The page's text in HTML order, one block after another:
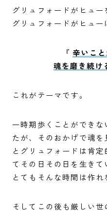
グリュフォードがヒュ
グリュフォードがヒュー
『 辛いこと
魂を磨き続け
これがテーマです。
一時期歩くことができ
たが、そのおかげで魂
とグリュフォードは肯
てその日その日を生き
とてもそんな時間は作れ
そしてこの後も厳しい